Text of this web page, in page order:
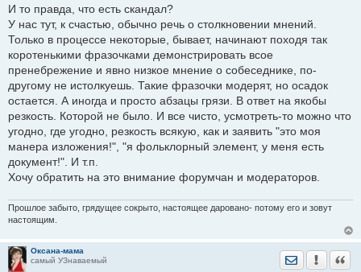
о
б
е
н
и
е
И то правда, что есть скандал?
У нас тут, к счастью, обычно речь о столкновении мнений.
Только в процессе некоторые, бывает, начинают походя так
коротенькими фразочками демонстрировать всое
пренебрежение и явно низкое мнение о собеседнике, по-
другому не истолкуешь. Такие фразочки модерят, но осадок
остается. А иногда и просто абзацы грязи. В ответ на якобы
резкость. Которой не было. И все чисто, усмотреть-то можно что
угодно, где угодно, резкость всякую, как и заявить "это моя
манера изложения!", "я фольклорный элемент, у меня есть
документ!". И т.п.
Хочу обратить на это внимание форумчан и модераторов.
Прошлое забыто, грядущее сокрыто, настоящее даровано- потому его и зовут
настоящим.
Оксана-мама
самый УЗнаваемый
Отправить